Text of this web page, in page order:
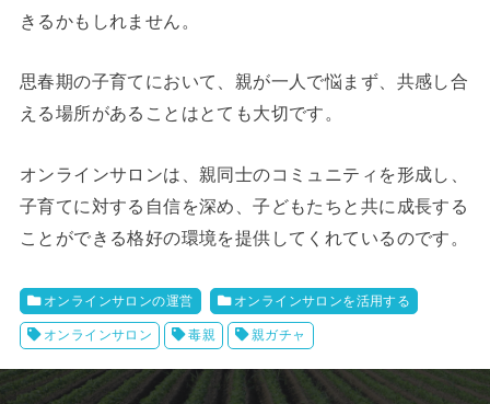
きるかもしれません。
思春期の子育てにおいて、親が一人で悩まず、共感し合
える場所があることはとても大切です。
オンラインサロンは、親同士のコミュニティを形成し、
子育てに対する自信を深め、子どもたちと共に成長する
ことができる格好の環境を提供してくれているのです。
オンラインサロンの運営 オンラインサロンを活用する
オンラインサロン 毒親 親ガチャ